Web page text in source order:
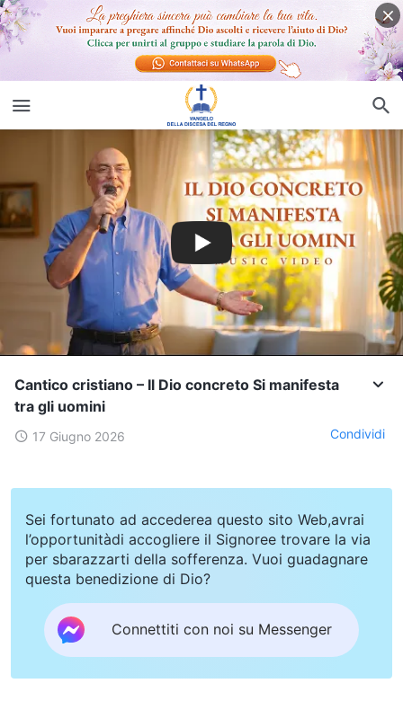
Cantico cristiano – Il Dio concreto Si manifesta
tra gli uomini
17 Giugno 2026 Condividi
Sei fortunato ad accederea questo sito Web,avrai
l’opportunitàdi accogliere il Signoree trovare la via
per sbarazzarti della sofferenza. Vuoi guadagnare
questa benedizione di Dio?
Connettiti con noi su Messenger